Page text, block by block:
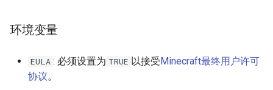
环境变量
EULA : 必须设置为 TRUE 以接受Minecraft最终用户许可
协议。